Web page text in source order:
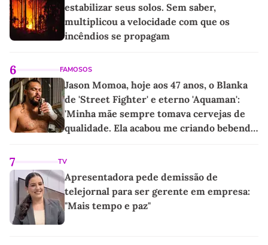
estabilizar seus solos. Sem saber,
multiplicou a velocidade com que os
incêndios se propagam
6 FAMOSOS
Jason Momoa, hoje aos 47 anos, o Blanka
de 'Street Fighter' e eterno 'Aquaman':
'Minha mãe sempre tomava cervejas de
qualidade. Ela acabou me criando bebendo
7 TV
Apresentadora pede demissão de
telejornal para ser gerente em empresa:
"Mais tempo e paz"